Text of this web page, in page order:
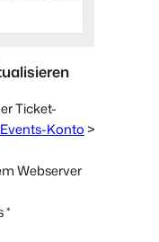
Ticket-
Konto>
Webserver
*